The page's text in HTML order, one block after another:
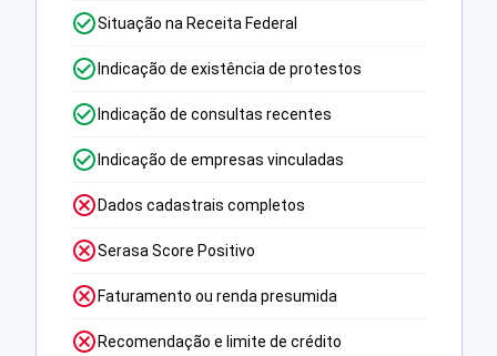
Situação na Receita Federal
Indicação de existência de protestos
Indicação de consultas recentes
Indicação de empresas vinculadas
Dados cadastrais completos
Serasa Score Positivo
Faturamento ou renda presumida
Recomendação e limite de crédito